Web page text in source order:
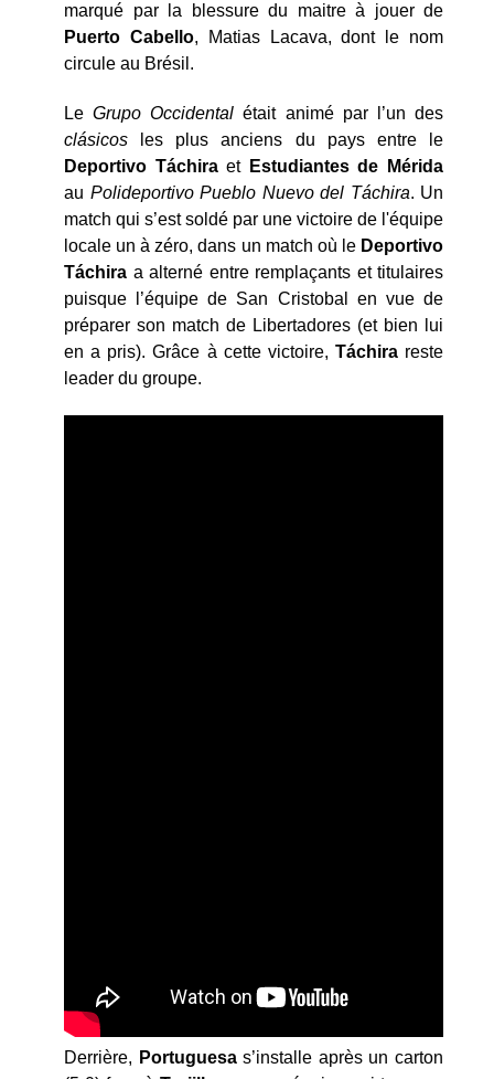
marqué par la blessure du maitre à jouer de
Puerto Cabello, Matias Lacava, dont le nom
circule au Brésil.
LeGrupo Occidental était animé par l’un des
clásicos les plus anciens du pays entre le
Deportivo Táchiraet Estudiantes de Mérida
au Polideportivo Pueblo Nuevo del Táchira. Un
match qui s’est soldé par une victoire de l'équipe
locale un à zéro, dans un match où le Deportivo
Táchira a alterné entre remplaçants et titulaires
puisque l’équipe de San Cristobal en vue de
préparer son match de Libertadores (et bien lui
en a pris). Grâce à cette victoire, Táchirareste
leader du groupe.
Derrière, Portuguesas’installe après un carton